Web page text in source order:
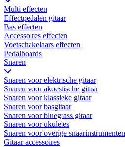
Multi effecten
Effectpedalen gitaar
Bas effecten
Accessoires effecten
Voetschakelaars effecten
Pedalboards
Snaren
Snaren voor elektrische gitaar
Snaren voor akoestische gitaar
Snaren voor klassieke gitaar
Snaren voor basgitaar
Snaren voor bluegrass gitaar
Snaren voor ukuleles
Snaren voor overige snaarinstrumenten
Gitaar accessoires